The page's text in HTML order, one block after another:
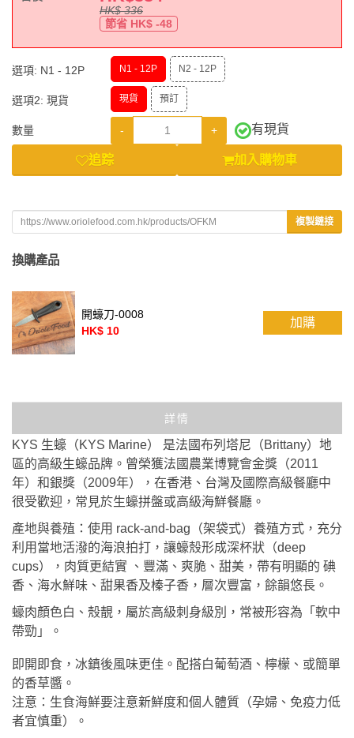
HK$336
節省 HK$ -48
選項: N1 - 12P N1 - 12P N2 - 12P
選項2: 現貨 現貨 預訂
數量 - + 有現貨
追踪 加入購物車
複製鏈接
換購產品
開蠔刀-0008
HK$ 10
加購
詳情
KYS 生蠔（KYS Marine） 是法國布列塔尼（Brittany）地
區的高級生蠔品牌。曾榮獲法國農業博覽會金獎（2011
年）和銀獎（2009年），在香港、台灣及國際高級餐廳中
很受歡迎，常見於生蠔拼盤或高級海鮮餐廳。
產地與養殖：使用 rack-and-bag（架袋式）養殖方式，充分
利用當地活潑的海浪拍打，讓蠔殼形成深杯狀（deep
cups），肉質更結實 、豐滿、爽脆、甜美，帶有明顯的 碘
香、海水鮮味、甜果香及榛子香，層次豐富，餘韻悠長。
蠔肉顏色白、殼靚，屬於高級刺身級別，常被形容為「軟中
帶勁」。
即開即食，冰鎮後風味更佳。配搭白葡萄酒、檸檬、或簡單
的香草醬。
注意：生食海鮮要注意新鮮度和個人體質（孕婦、免疫力低
者宜慎重）。